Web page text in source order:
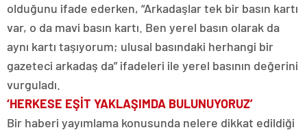
olduğunu ifade ederken, “Arkadaşlar tek bir basın kartı
var, o da mavi basın kartı. Ben yerel basın olarak da
aynı kartı taşıyorum; ulusal basındaki herhangi bir
gazeteci arkadaş da” ifadeleri ile yerel basının değerini
vurguladı.
‘HERKESE EŞİT YAKLAŞIMDA BULUNUYORUZ’
Bir haberi yayımlama konusunda nelere dikkat edildiği